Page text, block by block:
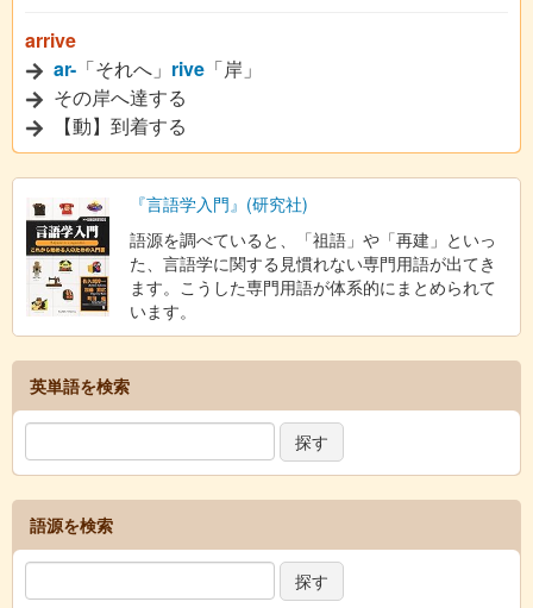
arrive
ar- 「それへ」 rive 「岸」
その岸へ達する
【動】到着する
『言語学入門』(研究社)
語源を調べていると、「祖語」や「再建」といっ
た、言語学に関する見慣れない専門用語が出てき
ます。こうした専門用語が体系的にまとめられて
います。
英単語を検索
語源を検索